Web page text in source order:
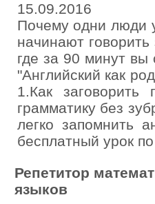
15.09.2016
Почему одни люди
начинают
где за 90 минут вы
"Английский как
1.Как заговорить
грамматику без
легко запомнить
бесплатный урок
Репетитор
языков